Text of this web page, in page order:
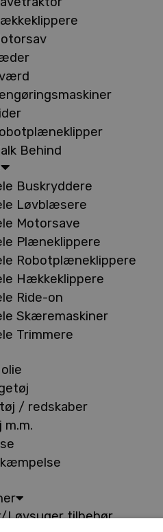
Behind
Buskryddere
Løvblæsere
Motorsave
Plæneklippere
Robotplæneklippere
Hækkeklippere
Ride-on
Skæremaskiner
Trimmere
/ redskaber
m.m.
tilbehør